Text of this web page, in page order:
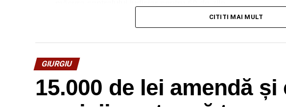
Urmărește Incomod Media și pe Google News
CITITI MAI MULT
GIURGIU
15.000 de lei amendă